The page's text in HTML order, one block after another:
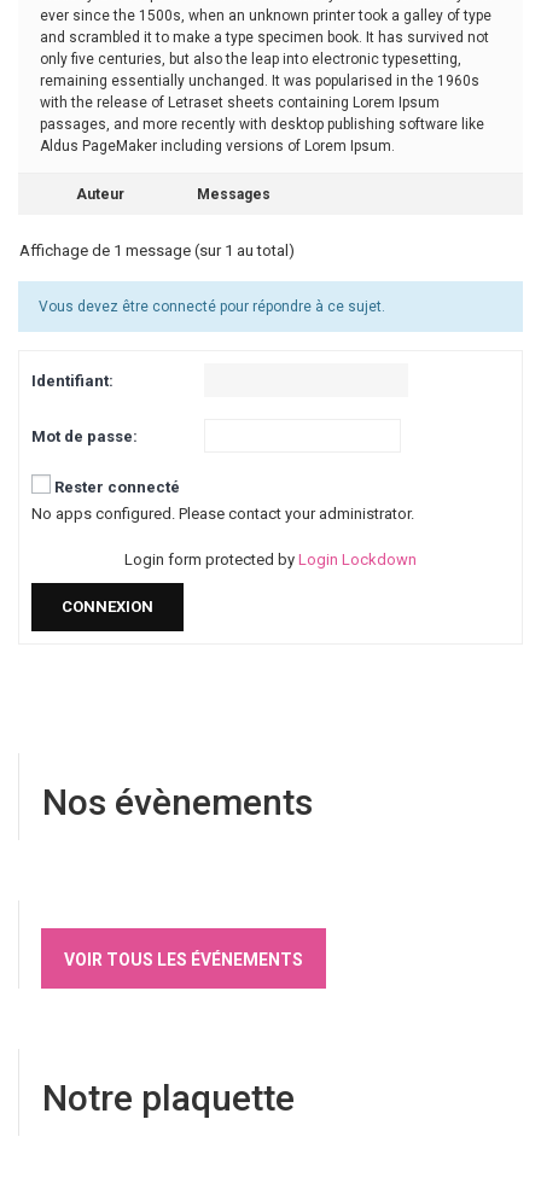
ever since the 1500s, when an unknown printer took a galley of type
and scrambled it to make a type specimen book. It has survived not
only five centuries, but also the leap into electronic typesetting,
remaining essentially unchanged. It was popularised in the 1960s
with the release of Letraset sheets containing Lorem Ipsum
passages, and more recently with desktop publishing software like
Aldus PageMaker including versions of Lorem Ipsum.
Auteur Messages
Affichage de 1 message (sur 1 au total)
Vous devez être connecté pour répondre à ce sujet.
Identifiant:
Mot de passe:
Rester connecté
No apps configured. Please contact your administrator.
Login form protected by Login Lockdown
CONNEXION
Nos évènements
VOIR TOUS LES ÉVÉNEMENTS
Notre plaquette